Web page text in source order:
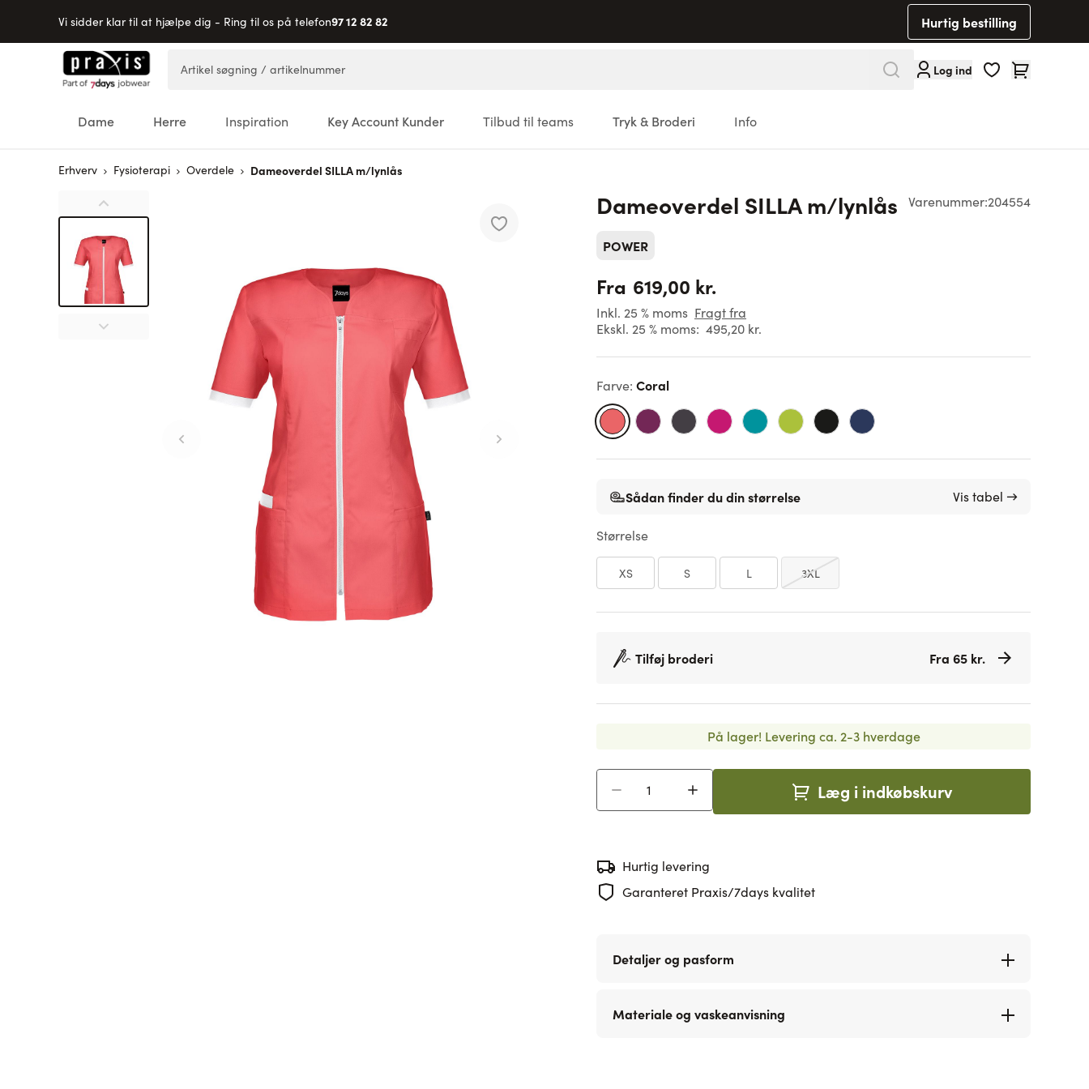
Vi sidder klar til at hjælpe dig - Ring til os på telefon97 12 82 82 Hurtig bestilling
Skip to Content
Log ind Cart
Dame Herre Inspiration Key Account Kunder Tilbud til teams Tryk & Broderi Info
Erhverv Fysioterapi Overdele Dameoverdel SILLA m/lynlås
Varenummer:204554
Dameoverdel SILLA m/lynlås
POWER
Fra 619,00 kr.
Inkl. 25 % moms Fragt fra
Ekskl. 25 % moms: 495,20 kr.
Farve: Coral
Sådan finder du din størrelse Vis tabel →
Størrelse
XS S L 3XL
Tilføj broderi Fra 65 kr.
På lager! Levering ca. 2-3 hverdage
Læg i indkøbskurv
Hurtig levering
Garanteret Praxis/7days kvalitet
Detaljer og pasform
Materiale og vaskeanvisning